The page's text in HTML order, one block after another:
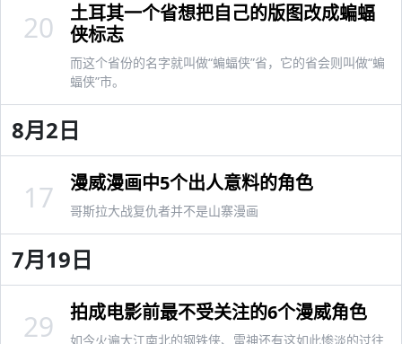
土耳其一个省想把自己的版图改成蝙蝠
侠标志
而这个省份的名字就叫做“蝙蝠侠”省，它的省会则叫做“蝙
蝠侠”市。
20
8月2日
漫威漫画中5个出人意料的角色
哥斯拉大战复仇者并不是山寨漫画
17
7月19日
拍成电影前最不受关注的6个漫威角色
如今火遍大江南北的钢铁侠、雷神还有这如此惨淡的过往
29